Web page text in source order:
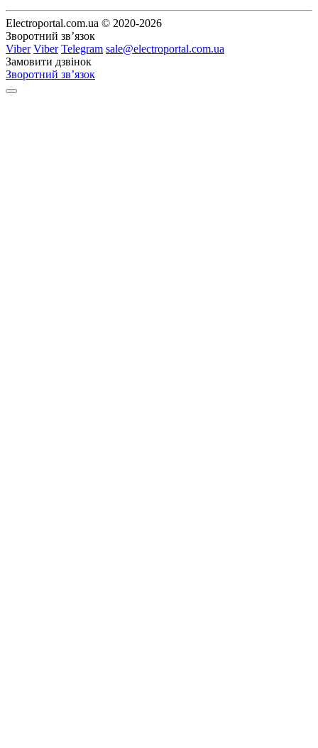
Electroportal.com.ua © 2020-2026
Зворотний зв’язок
Viber Viber Telegram sale@electroportal.com.ua
Замовити дзвінок
Зворотний зв’язок